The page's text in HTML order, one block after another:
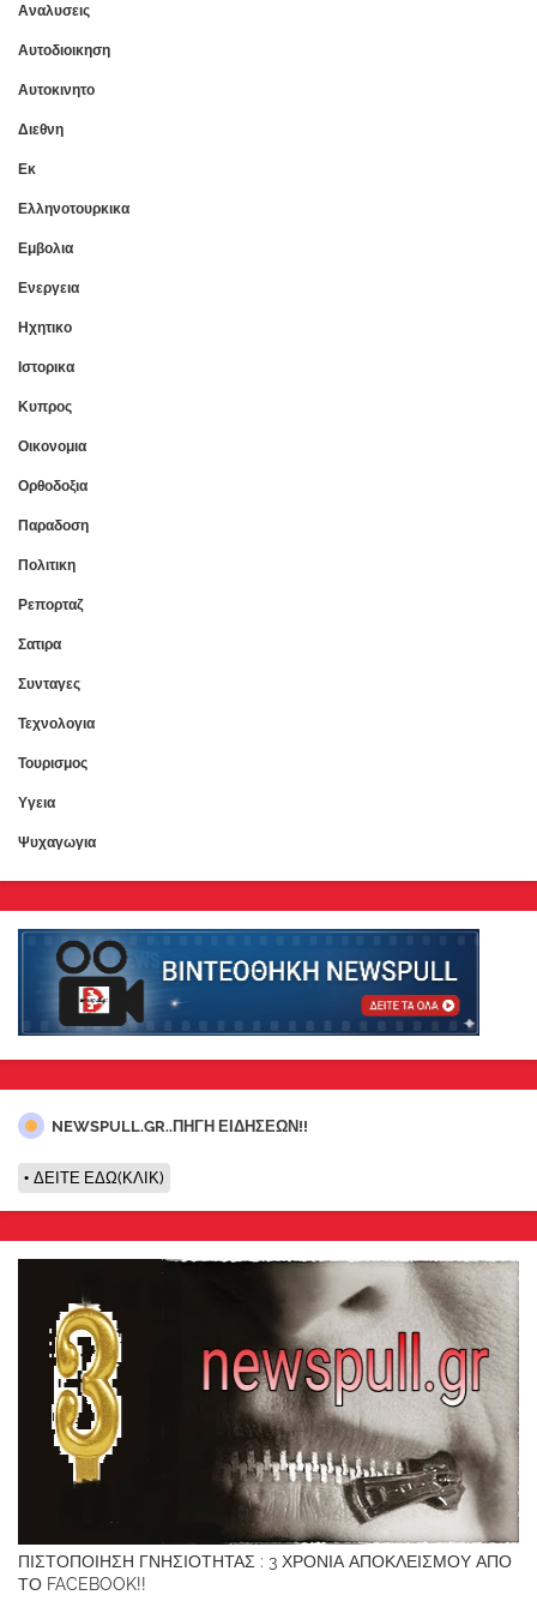
Αναλυσεις
Αυτοδιοικηση
Αυτοκινητο
Διεθνη
Εκ
Ελληνοτουρκικα
Εμβολια
Ενεργεια
Ηχητικο
Ιστορικα
Κυπρος
Οικονομια
Ορθοδοξια
Παραδοση
Πολιτικη
Ρεπορταζ
Σατιρα
Συνταγες
Τεχνολογια
Τουρισμος
Υγεια
Ψυχαγωγια
NEWSPULL.GR..ΠΗΓΗ ΕΙΔΗΣΕΩΝ!!
ΔΕΙΤΕ ΕΔΩ(ΚΛΙΚ)
ΠΙΣΤΟΠΟΙΗΣΗ ΓΝΗΣΙΟΤΗΤΑΣ : 3 ΧΡΟΝΙΑ ΑΠΟΚΛΕΙΣΜΟΥ ΑΠΟ
ΤΟ FACEBOOK!!